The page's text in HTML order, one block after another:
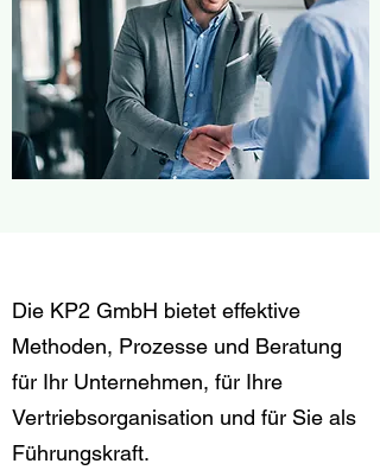
Die KP2 GmbH bietet effektive
Methoden, Prozesse und Beratung
für Ihr Unternehmen, für Ihre
Vertriebsorganisation und für Sie als
Führungskraft.